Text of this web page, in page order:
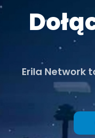
Erila Network